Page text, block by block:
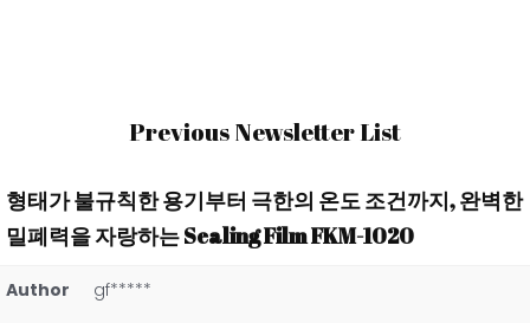
Previous Newsletter List
형태가 불규칙한 용기부터 극한의 온도 조건까지, 완벽한
밀폐력을 자랑하는 Sealing Film FKM-1020
Author gf*****